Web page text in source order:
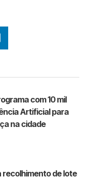
com 10 mil
Artificial para
na cidade
de lote